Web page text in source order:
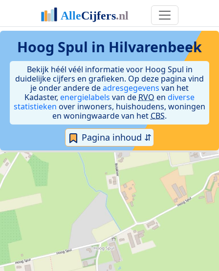
Hoog Spul in Hilvarenbeek
Bekijk héél véél informatie voor Hoog Spul in
duidelijke cijfers en grafieken. Op deze pagina vind
je onder andere deadresgegevens van het
Kadaster, energielabels van de RVO en diverse
statistieken over inwoners, huishoudens, woningen
en woningwaarde van het CBS.
Pagina inhoud ⇵